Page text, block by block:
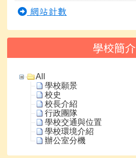
網站計數
學校簡介
All
學校願景
校史
校長介紹
行政團隊
學校交通與位置
學校環境介紹
辦公室分機